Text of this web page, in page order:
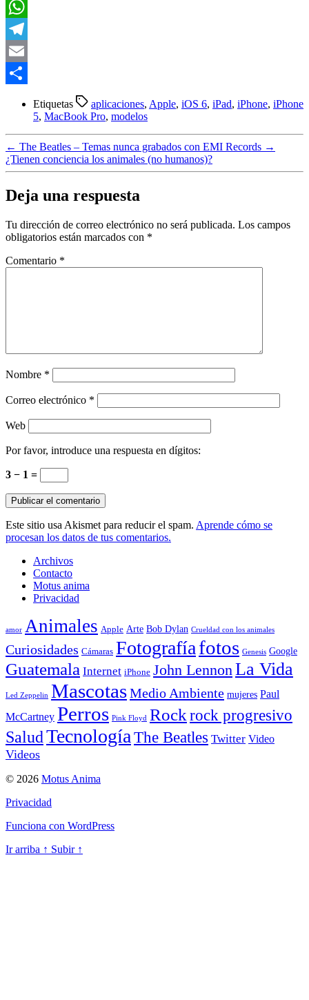
LinkedIn
WhatsApp
Telegram
Email
Etiquetas aplicaciones, Apple, iOS 6, iPad, iPhone, iPhone
5, MacBook Pro, modelos
← The Beatles – Temas nunca grabados con EMI Records →
¿Tienen conciencia los animales (no humanos)?
Deja una respuesta
Tu dirección de correo electrónico no será publicada. Los campos
obligatorios están marcados con *
Comentario *
Nombre *
Correo electrónico *
Web
Por favor, introduce una respuesta en dígitos:
3 − 1 =
Este sitio usa Akismet para reducir el spam. Aprende cómo se
procesan los datos de tus comentarios.
Archivos
Contacto
Motus anima
Privacidad
amor Animales Apple Arte Bob Dylan Crueldad con los animales
Curiosidades Cámaras Fotografíafotos Genesis Google
Guatemala Internet iPhone John LennonLa Vida
Led Zeppelin MascotasMedio Ambiente mujeres Paul
McCartney Perros Pink Floyd Rock rock progresivo
SaludTecnología The Beatles Twitter Video
Videos
© 2026 Motus Anima
Privacidad
Funciona con WordPress
Ir arriba ↑ Subir ↑